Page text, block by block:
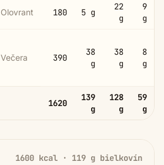
Olovrant 180 5 g
22
g
9
g
Večera 390
38
g
38
g
8
g
1620
139
g
128
g
59
g
1600 kcal · 119 g bielkovín